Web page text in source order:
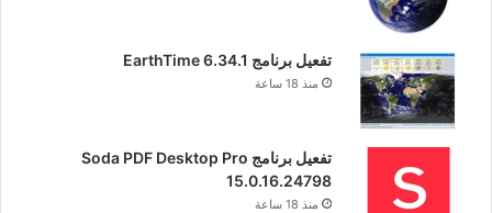
تفعيل برنامج EarthTime 6.34.1
منذ 18 ساعة
تفعيل برنامج Soda PDF Desktop Pro
15.0.16.24798
منذ 18 ساعة